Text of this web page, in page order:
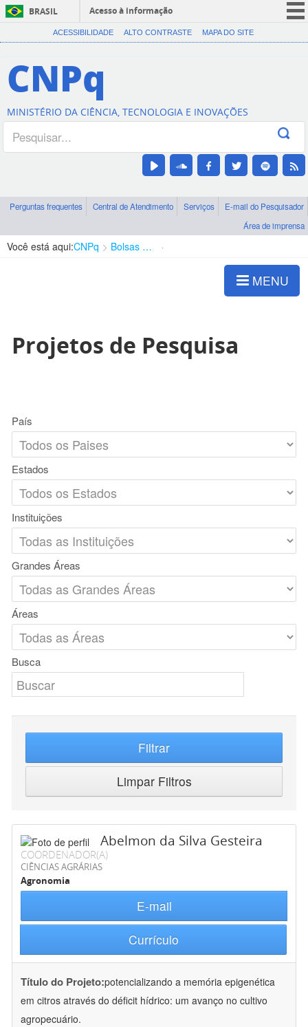
BRASIL
Acesso à informação
CORONAVÍRUS (COVID-19)
Canais
ACESSIBILIDADE ALTO CONTRASTE MAPA DO SITE
CNPq
MINISTÉRIO DA CIÊNCIA, TECNOLOGIA E INOVAÇÕES
Perguntas frequentes Central de Atendimento Serviços
E-mail do Pesquisador
Área de imprensa
Você está aqui:CNPq Bolsas e Auxílios Vigentes
MENU
Projetos de Pesquisa
País
Estados
Instituições
Grandes Áreas
Áreas
Busca
Filtrar
Limpar Filtros
Abelmon da Silva Gesteira
COORDENADOR(A)
CIÊNCIAS AGRÁRIAS
Agronomia
E-mail
Currículo
Título do Projeto:potencializando a memória epigenética
em citros através do déficit hídrico: um avanço no cultivo
agropecuário.